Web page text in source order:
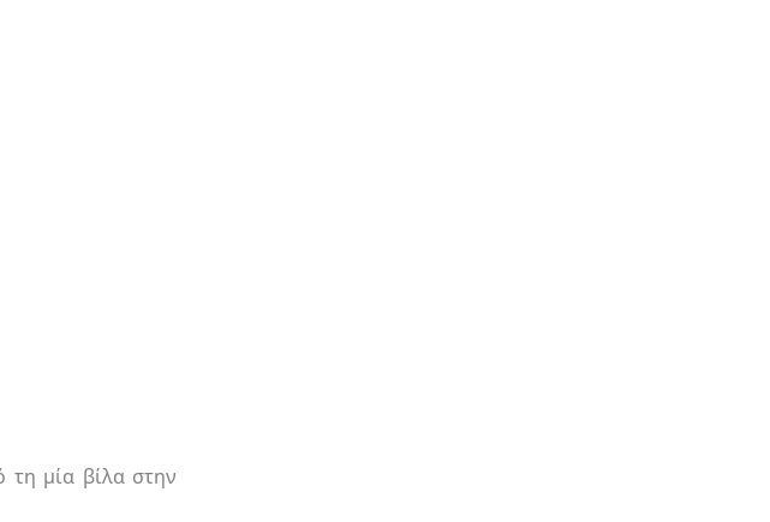
τη μία βίλα στην